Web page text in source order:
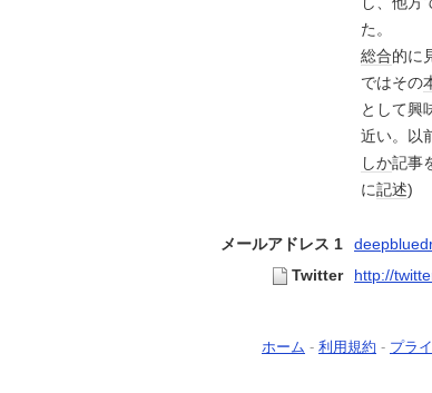
た。
総合的に
ではその
として興
近い。以
しか記事
に記述)
メールアドレス 1
Twitter
http://
ホーム - 利用規約 - プラ